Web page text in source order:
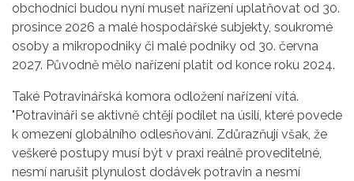
obchodníci budou nyní muset nařízení uplatňovat od 30.
prosince 2026 a malé hospodářské subjekty, soukromé
osoby a mikropodniky či malé podniky od 30. června
2027. Původně mělo nařízení platit od konce roku 2024.
Také Potravinářská komora odložení nařízení vítá.
"Potravináři se aktivně chtějí podílet na úsilí, které povede
k omezení globálního odlesňování. Zdůrazňují však, že
veškeré postupy musí být v praxi reálně proveditelné,
nesmí narušit plynulost dodávek potravin a nesmí